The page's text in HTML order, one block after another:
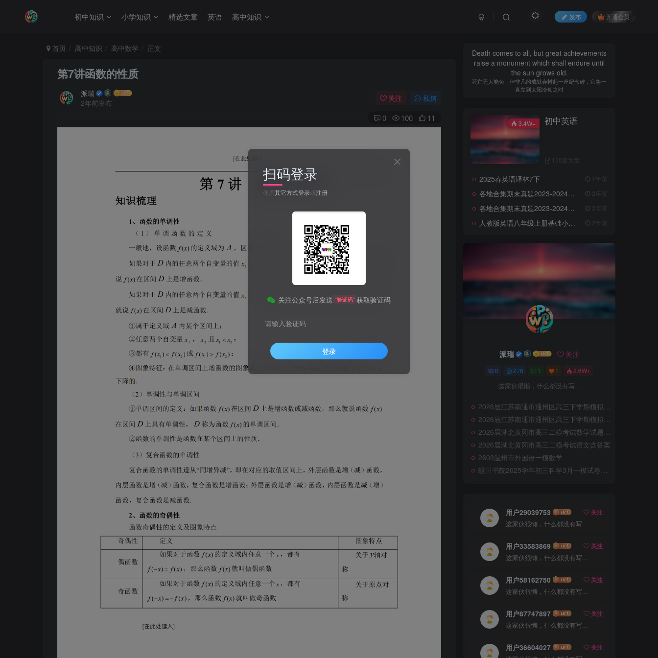
初中知识 小学知识 精选文章 英语 高中知识 发布 开通会员
首页 高中知识 高中数学 正文
第7讲函数的性质
派瑞
2年前发布
关注 私信
0 100 11
Death comes to all, but great achievements
raise a monument which shall endure until
the sun grows old.
死亡无人能免，但非凡的成就会树起一座纪念碑，它将一
直立到太阳冷却之时
3.4W+ 初中英语
150篇文章
2025春英语译林7下 1年前
各地合集期末真题2023-2024学年第一学期九年级英语期末试卷（含听力和答案） 2年前
各地合集期末真题2023-2024学年第一学期八年级英语期末试卷（含听力和答案） 2年前
人教版英语八年级上册基础小卷（含答案） 2年前
派瑞 关注
0 278 1 1 2.6W+
这家伙很懒，什么都没有写...
2026届江苏南通市通州区高三下学期模拟预测地理试题（含答案）
2026届江苏南通市通州区高三下学期模拟预测化学试题
2026届湖北黄冈市高三二模考试数学试题及答案
2026届湖北黄冈市高三二模考试语文含答案
2603温州市外国语一模数学
蛟川书院2025学年初三科学3月一模试卷答案+详细解析
用户29039753
关注
这家伙很懒，什么都没有写...
用户33583869
关注
这家伙很懒，什么都没有写...
用户58162750
关注
这家伙很懒，什么都没有写...
用户87747897
关注
这家伙很懒，什么都没有写...
用户36604027
关注
扫码登录
使用其它方式登录或注册
关注公众号后发送 “验证码” 获取验证码
请输入验证码
登录